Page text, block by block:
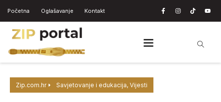
Početna Oglašavanje Kontakt
Zip.com.hr Savjetovanje i edukacija, Vijesti